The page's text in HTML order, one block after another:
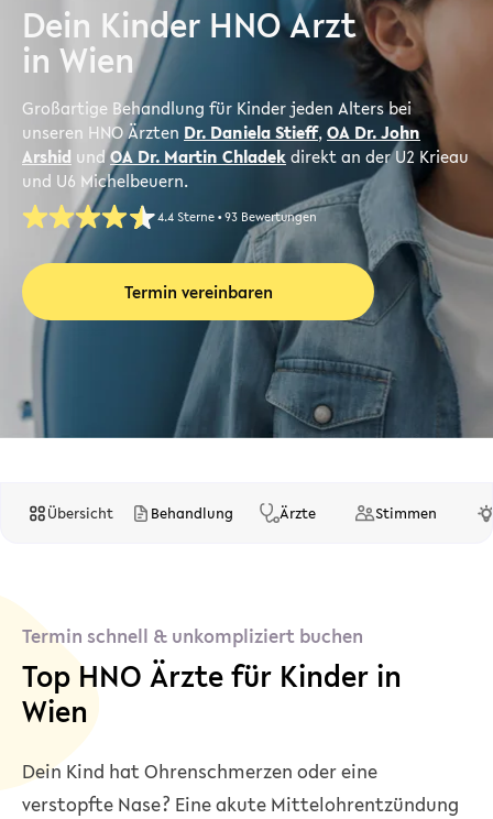
Dein Kinder HNO Arzt
in Wien
Großartige Behandlung für Kinder jeden Alters bei
unseren HNO Ärzten Dr. Daniela Stieff,OA Dr. John
Arshid undOA Dr. Martin Chladekdirekt an der U2 Krieau
und U6 Michelbeuern.
4.4 Sterne • 93 Bewertungen
Termin vereinbaren
Übersicht Behandlung Ärzte Stimmen
Termin schnell & unkompliziert buchen
Top HNO Ärzte für Kinder in
Wien
Dein Kind hat Ohrenschmerzen oder eine
verstopfte Nase? Eine akute Mittelohrentzündung